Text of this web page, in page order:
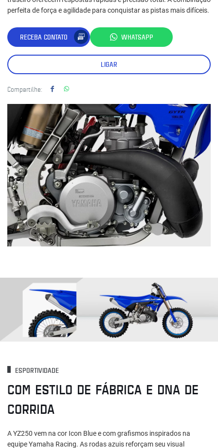
perfeita de força e agilidade para conquistar as pistas mais difíceis.
RECEBA CONTATO WHATSAPP
LIGAR
Compartilhe:
ESPORTIVIDADE
COM ESTILO DE FÁBRICA E DNA DE
CORRIDA
A YZ250 vem na cor Icon Blue e com grafismos inspirados na
equipe Yamaha Racing. As rodas azuis reforçam seu visual